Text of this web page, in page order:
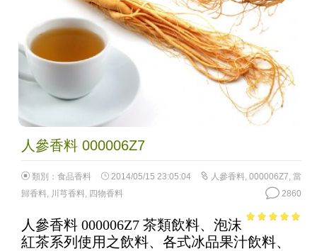
人參香料 000006Z7
類別： 食品香料 2014/05/15 23:05:04 人參香料, 000006Z7, 當
歸香料, 川芎香料, 四物香料 2860
5
人參香料 000006Z7 茶類飲料、泡沫
紅茶系列使用之飲料、各式冰品果汁飲料、